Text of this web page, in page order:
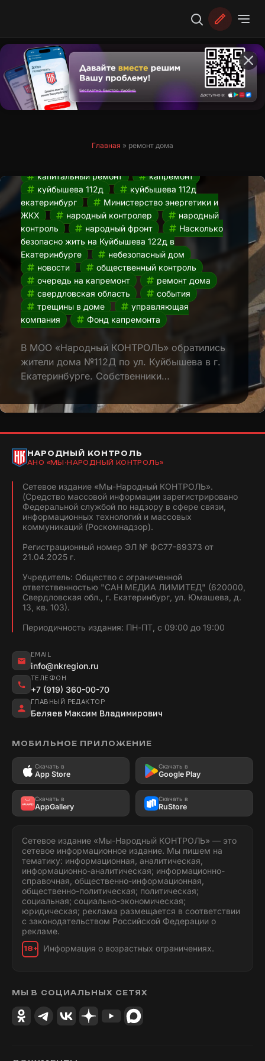
Главная » ремонт дома
Аварийное состояние дома.
Насколько безопасно жить на
аварийное состояние дома
капитальный ремонт
капремонт
куйбышева 112д
куйбышева 112д
екатеринбург
Министерство энергетики и
ЖКХ
народный контролер
народный
контроль
народный фронт
Насколько
безопасно жить на Куйбышева 122д в
Екатеринбурге
небезопасный дом
новости
общественный контроль
очередь на капремонт
ремонт дома
свердловская область
события
трещины в доме
управляющая
компания
Фонд капремонта
В МОО «Народный КОНТРОЛЬ» обратились
жители дома №112Д по ул. Куйбышева в г.
Екатеринбурге. Собственники…
НАРОДНЫЙ КОНТРОЛЬ
АНО «МЫ-НАРОДНЫЙ КОНТРОЛЬ»
Сетевое издание «Мы-Народный КОНТРОЛЬ».
(Средство массовой информации зарегистрировано
Федеральной службой по надзору в сфере связи,
информационных технологий и массовых
коммуникаций (Роскомнадзор).
Регистрационный номер ЭЛ № ФС77-89373 от
21.04.2025 г.
Учредитель: Общество с ограниченной
ответственностью "САН МЕДИА ЛИМИТЕД" (620000,
Свердловская обл., г. Екатеринбург, ул. Юмашева, д.
13, кв. 103).
Периодичность издания: ПН-ПТ, с 09:00 до 19:00
EMAIL
info@nkregion.ru
ТЕЛЕФОН
+7 (919) 360-00-70
ГЛАВНЫЙ РЕДАКТОР
Беляев Максим Владимирович
МОБИЛЬНОЕ ПРИЛОЖЕНИЕ
Скачать в
App Store
Скачать в
Google Play
Скачать в
AppGallery
Скачать в
RuStore
Сетевое издание «Мы-Народный КОНТРОЛЬ» — это
сетевое информационное издание. Мы пишем на
тематику: информационная, аналитическая,
информационно-аналитическая; информационно-
справочная, общественно-информационная,
общественно-политическая; политическая;
социальная; социально-экономическая;
юридическая; реклама размещается в соответствии
с законодательством Российской Федерации о
рекламе.
18+ Информация о возрастных ограничениях.
МЫ В СОЦИАЛЬНЫХ СЕТЯХ